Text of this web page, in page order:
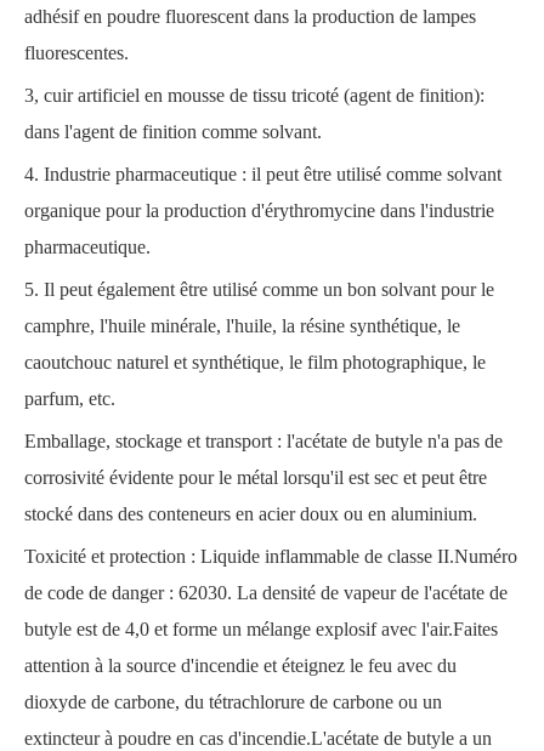
adhésif en poudre fluorescent dans la production de lampes
fluorescentes.
3, cuir artificiel en mousse de tissu tricoté (agent de finition):
dans l'agent de finition comme solvant.
4. Industrie pharmaceutique : il peut être utilisé comme solvant
organique pour la production d'érythromycine dans l'industrie
pharmaceutique.
5. Il peut également être utilisé comme un bon solvant pour le
camphre, l'huile minérale, l'huile, la résine synthétique, le
caoutchouc naturel et synthétique, le film photographique, le
parfum, etc.
Emballage, stockage et transport : l'acétate de butyle n'a pas de
corrosivité évidente pour le métal lorsqu'il est sec et peut être
stocké dans des conteneurs en acier doux ou en aluminium.
Toxicité et protection : Liquide inflammable de classe II.Numéro
de code de danger : 62030. La densité de vapeur de l'acétate de
butyle est de 4,0 et forme un mélange explosif avec l'air.Faites
attention à la source d'incendie et éteignez le feu avec du
dioxyde de carbone, du tétrachlorure de carbone ou un
extincteur à poudre en cas d'incendie.L'acétate de butyle a un